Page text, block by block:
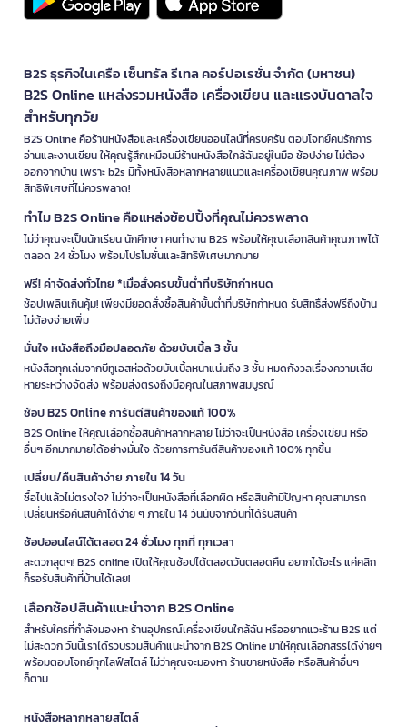
B2S ธุรกิจในเครือ เซ็นทรัล รีเทล คอร์ปอเรชั่น จำกัด (มหาชน)
B2S Online แหล่งรวมหนังสือ เครื่องเขียน และแรงบันดาลใจ
สำหรับทุกวัย
B2S Online คือร้านหนังสือและเครื่องเขียนออนไลน์ที่ครบครัน ตอบโจทย์คนรักการ
อ่านและงานเขียน ให้คุณรู้สึกเหมือนมีร้านหนังสือใกล้ฉันอยู่ในมือ ช้อปง่าย ไม่ต้อง
ออกจากบ้าน เพราะ b2s มีทั้งหนังสือหลากหลายแนวและเครื่องเขียนคุณภาพ พร้อม
สิทธิพิเศษที่ไม่ควรพลาด!
ทำไม B2S Online คือแหล่งช้อปปิ้งที่คุณไม่ควรพลาด
ไม่ว่าคุณจะเป็นนักเรียน นักศึกษา คนทำงาน B2S พร้อมให้คุณเลือกสินค้าคุณภาพได้
ตลอด 24 ชั่วโมง พร้อมโปรโมชั่นและสิทธิพิเศษมากมาย
ฟรี! ค่าจัดส่งทั่วไทย *เมื่อสั่งครบขั้นต่ำที่บริษัทกำหนด
ช้อปเพลินเกินคุ้ม! เพียงมียอดสั่งซื้อสินค้าขั้นต่ำที่บริษัทกำหนด รับสิทธิ์ส่งฟรีถึงบ้าน
ไม่ต้องจ่ายเพิ่ม
มั่นใจ หนังสือถึงมือปลอดภัย ด้วยบับเบิ้ล 3 ชั้น
หนังสือทุกเล่มจากบีทูเอสห่อด้วยบับเบิ้ลหนาแน่นถึง 3 ชั้น หมดกังวลเรื่องความเสีย
หายระหว่างจัดส่ง พร้อมส่งตรงถึงมือคุณในสภาพสมบูรณ์
ช้อป B2S Online การันตีสินค้าของแท้ 100%
B2S Online ให้คุณเลือกซื้อสินค้าหลากหลาย ไม่ว่าจะเป็นหนังสือ เครื่องเขียน หรือ
อื่นๆ อีกมากมายได้อย่างมั่นใจ ด้วยการการันตีสินค้าของแท้ 100% ทุกชิ้น
เปลี่ยน/คืนสินค้าง่าย ภายใน 14 วัน
ซื้อไปแล้วไม่ตรงใจ? ไม่ว่าจะเป็นหนังสือที่เลือกผิด หรือสินค้ามีปัญหา คุณสามารถ
เปลี่ยนหรือคืนสินค้าได้ง่าย ๆ ภายใน 14 วันนับจากวันที่ได้รับสินค้า
ช้อปออนไลน์ได้ตลอด 24 ชั่วโมง ทุกที่ ทุกเวลา
สะดวกสุดๆ! B2S online เปิดให้คุณช้อปได้ตลอดวันตลอดคืน อยากได้อะไร แค่คลิก
ก็รอรับสินค้าที่บ้านได้เลย!
เลือกช้อปสินค้าแนะนำจาก B2S Online
สำหรับใครที่กำลังมองหา ร้านอุปกรณ์เครื่องเขียนใกล้ฉัน หรืออยากแวะร้าน B2S แต่
ไม่สะดวก วันนี้เราได้รวบรวมสินค้าแนะนำจาก B2S Online มาให้คุณเลือกสรรได้ง่ายๆ
พร้อมตอบโจทย์ทุกไลฟ์สไตล์ ไม่ว่าคุณจะมองหา ร้านขายหนังสือ หรือสินค้าอื่นๆ
ก็ตาม
หนังสือหลากหลายสไตล์